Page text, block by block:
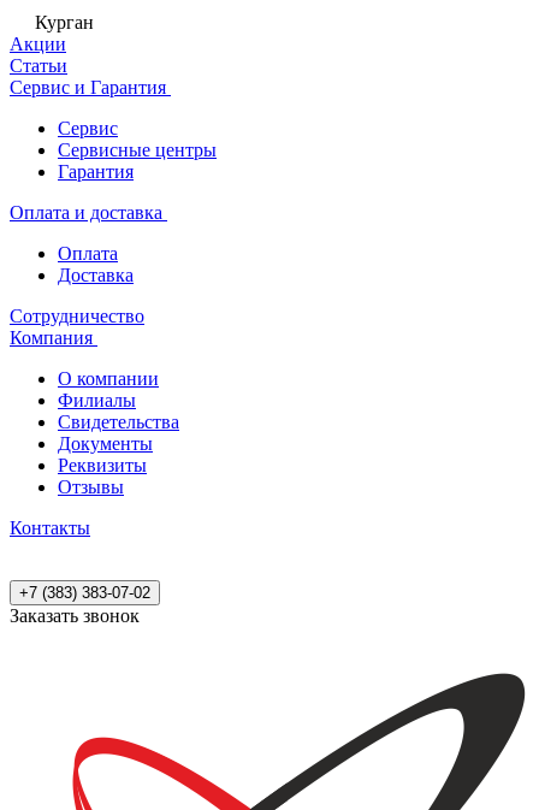
Курган
Акции
Статьи
Сервис и Гарантия
Сервис
Сервисные центры
Гарантия
Оплата и доставка
Оплата
Доставка
Сотрудничество
Компания
О компании
Филиалы
Свидетельства
Документы
Реквизиты
Отзывы
Контакты
+7 (383) 383-07-02
Заказать звонок